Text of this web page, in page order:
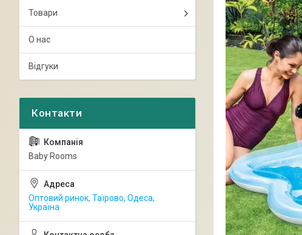
Товари
О нас
Відгуки
Baby Rooms
Оптовий ринок, Таїрово, Одеса,
Україна